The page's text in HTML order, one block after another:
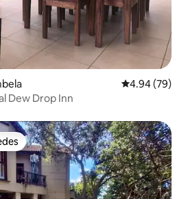
Calificación
4.94 (79)
Dew Drop Inn